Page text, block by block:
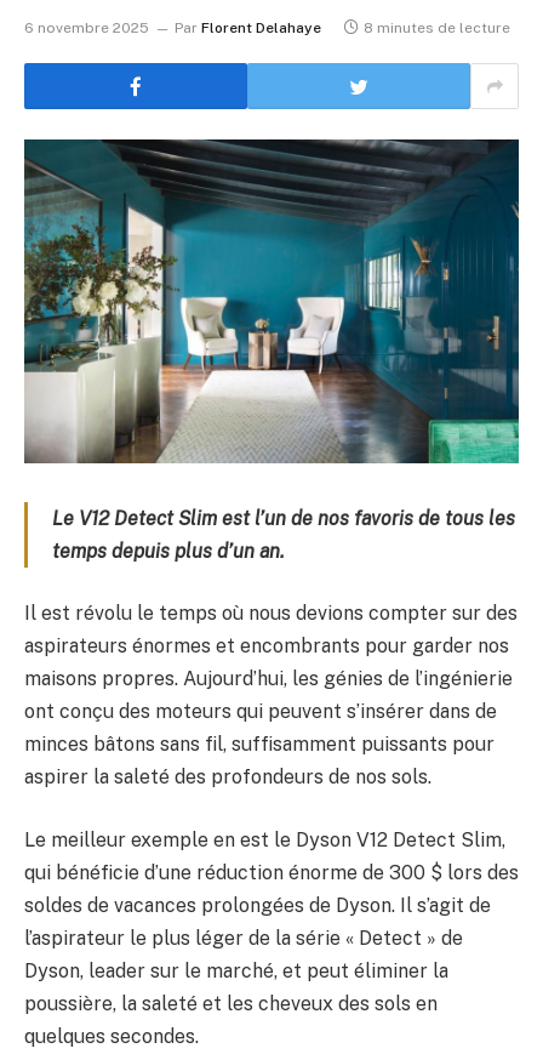
6 novembre 2025 Par Florent Delahaye 8 minutes de lecture
Le V12 Detect Slim est l’un de nos favoris de tous les
temps depuis plus d’un an.
Il est révolu le temps où nous devions compter sur des
aspirateurs énormes et encombrants pour garder nos
maisons propres. Aujourd’hui, les génies de l’ingénierie
ont conçu des moteurs qui peuvent s’insérer dans de
minces bâtons sans fil, suffisamment puissants pour
aspirer la saleté des profondeurs de nos sols.
Le meilleur exemple en est le Dyson V12 Detect Slim,
qui bénéficie d’une réduction énorme de 300 $ lors des
soldes de vacances prolongées de Dyson. Il s’agit de
l’aspirateur le plus léger de la série « Detect » de
Dyson, leader sur le marché, et peut éliminer la
poussière, la saleté et les cheveux des sols en
quelques secondes.